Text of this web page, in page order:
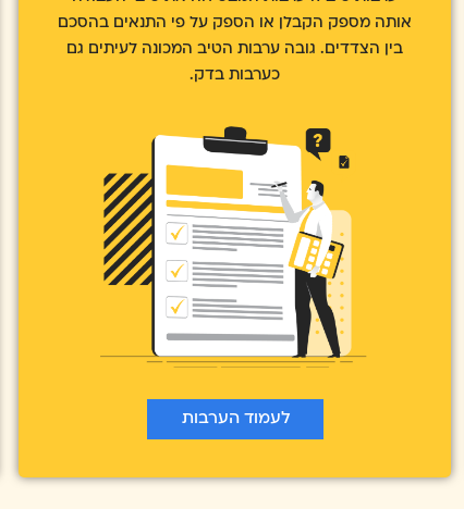
ספקים מהווה תנאי עבור הקבלן בבואו לקבל הון
ראשוני (מקדמה), ע"מ להתחיל להוציא לפועל
פרויקט, כלומר, לרכוש את חומרי הגלם והציוד הנדרש
לעמוד הערבות